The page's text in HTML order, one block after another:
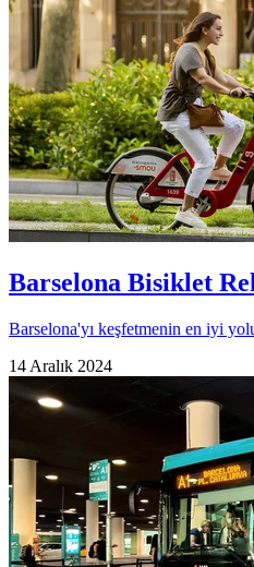
Barselona Bisiklet
Barselona'yı keşfetmenin en iyi
14 Aralık 2024